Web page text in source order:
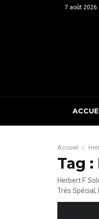
7 août 2026
Accueil
Tag
Herbert F.
Très Spécial,